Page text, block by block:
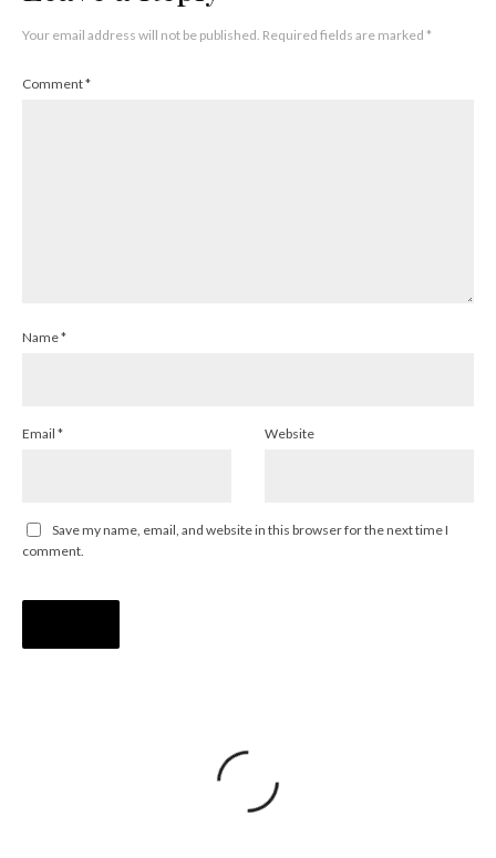
Your email address will not be published. Required fields are marked *
Comment*
Name*
Email * Website
Save my name, email, and website in this browser for the next time I
comment.